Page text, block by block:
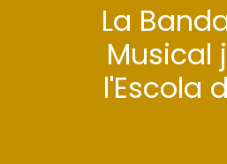
La
Musical
l'Escola